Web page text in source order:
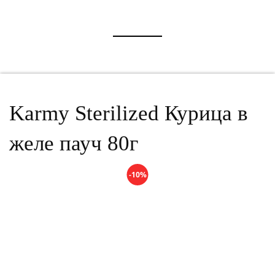
Karmy Sterilized Курица в
желе пауч 80г
-10%